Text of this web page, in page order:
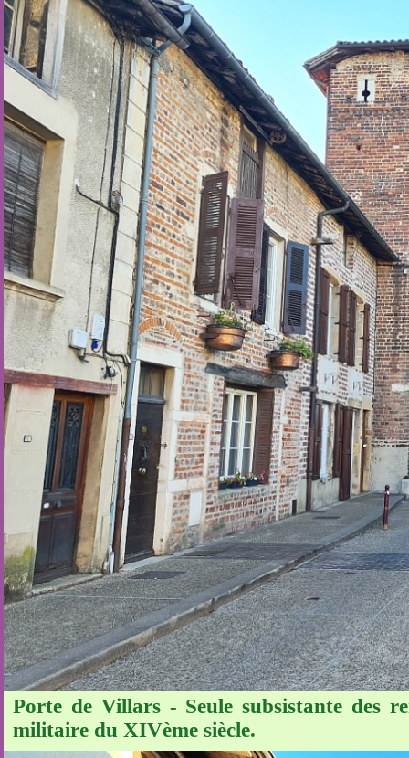
Porte de Villars - Seule subsistante des
militaire du XIVème siècle.